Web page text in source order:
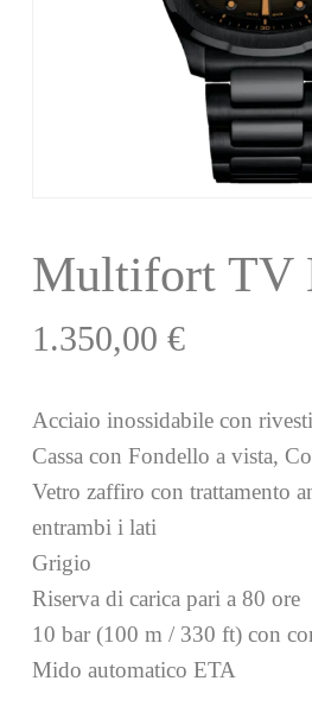
Multifort TV
1.350,00 €
Acciaio inossidabile con
Cassa con Fondello a vista,
Vetro zaffiro con trattamento
entrambi i lati
Grigio
Riserva di carica pari a 80 ore
10 bar (100 m / 330 ft) con
Mido automatico ETA